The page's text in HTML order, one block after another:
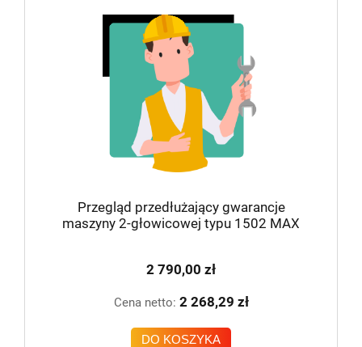
Przegląd przedłużający gwarancje
maszyny 2-głowicowej typu 1502 MAX
2 790,00 zł
Cena netto: 2 268,29 zł
DO KOSZYKA